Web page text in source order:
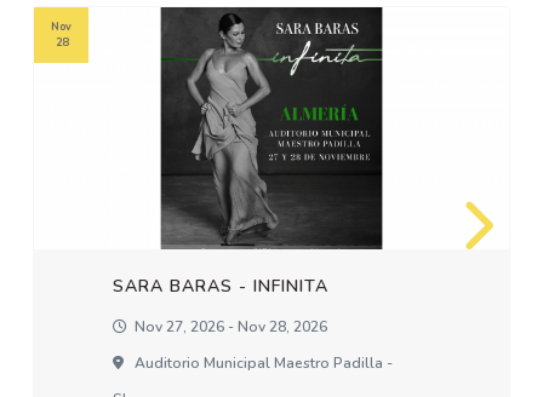
SARA BARAS - INFINITA
Nov 27, 2026 - Nov 28, 2026
Auditorio Municipal Maestro Padilla -
Nov
28